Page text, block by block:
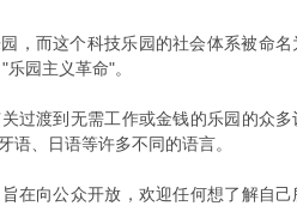
，而这个科技乐园的社会体系被命
园主义革命"。
过渡到无需工作或金钱的乐园的众
语、日语等许多不同的语言。
在向公众开放，欢迎任何想了解自